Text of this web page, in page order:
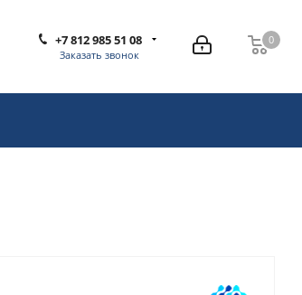
0
0
+7 812 985 51 08
Заказать звонок